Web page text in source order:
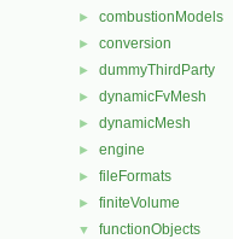
► combustionModels
► conversion
► dummyThirdParty
► dynamicFvMesh
► dynamicMesh
► engine
► fileFormats
► finiteVolume
▼ functionObjects